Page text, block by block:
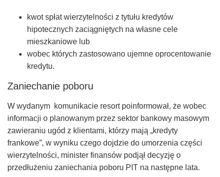
kwot spłat wierzytelności z tytułu kredytów
hipotecznych zaciągniętych na własne cele
mieszkaniowe lub
wobec których zastosowano ujemne oprocentowanie
kredytu.
Zaniechanie poboru
W wydanym komunikacie resort poinformował, że wobec
informacji o planowanym przez sektor bankowy masowym
zawieraniu ugód z klientami, którzy mają „kredyty
frankowe”, w wyniku czego dojdzie do umorzenia części
wierzytelności, minister finansów podjął decyzję o
przedłużeniu zaniechania poboru PIT na następne lata.